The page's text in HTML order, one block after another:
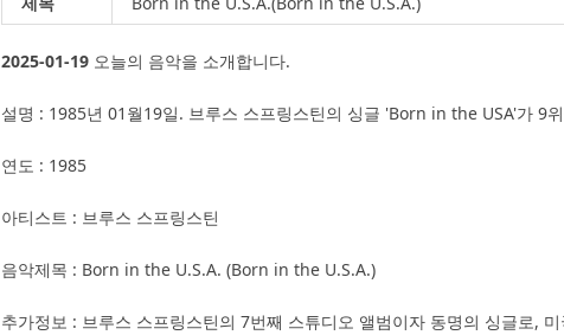
2025-01-19 오늘의 음악을 소개합니다.
설명 : 1985년 01월19일. 브루스 스프링스틴의 싱글 'Born in the USA'가 9
연도 : 1985
아티스트 : 브루스 스프링스틴
음악제목 : Born in the U.S.A. (Born in the U.S.A.)
추가정보 : 브루스 스프링스틴의 7번째 스튜디오 앨범이자 동명의 싱글로,